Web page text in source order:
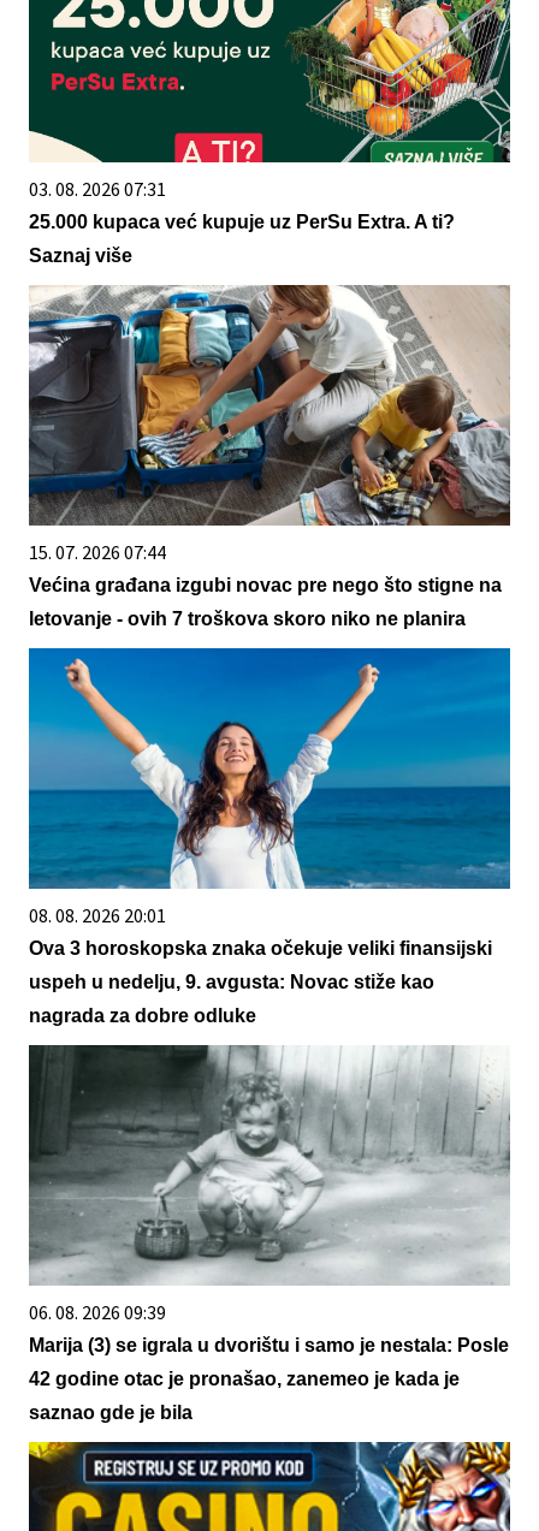
03. 08. 2026 07:31
25.000 kupaca već kupuje uz PerSu Extra. A ti?
Saznaj više
15. 07. 2026 07:44
Većina građana izgubi novac pre nego što stigne na
letovanje - ovih 7 troškova skoro niko ne planira
08. 08. 2026 20:01
Ova 3 horoskopska znaka očekuje veliki finansijski
uspeh u nedelju, 9. avgusta: Novac stiže kao
nagrada za dobre odluke
06. 08. 2026 09:39
Marija (3) se igrala u dvorištu i samo je nestala: Posle
42 godine otac je pronašao, zanemeo je kada je
saznao gde je bila